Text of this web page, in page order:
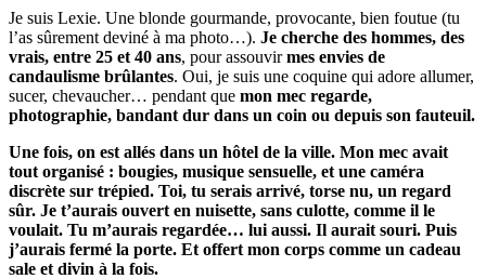
Je suis Lexie. Une blonde gourmande, provocante, bien foutue (tu
l’as sûrement deviné à ma photo…). Je cherche des hommes, des
vrais, entre 25 et 40 ans, pour assouvirmes envies de
candaulisme brûlantes. Oui, je suis une coquine qui adore allumer,
sucer, chevaucher… pendant que mon mec regarde,
photographie, bandant dur dans un coin ou depuis son fauteuil.
Une fois, on est allés dans un hôtel de la ville. Mon mec avait
tout organisé : bougies, musique sensuelle, et une caméra
discrète sur trépied. Toi, tu serais arrivé, torse nu, un regard
sûr. Je t’aurais ouvert en nuisette, sans culotte, comme il le
voulait. Tu m’aurais regardée… lui aussi. Il aurait souri. Puis
j’aurais fermé la porte. Et offert mon corps comme un cadeau
sale et divin à la fois.